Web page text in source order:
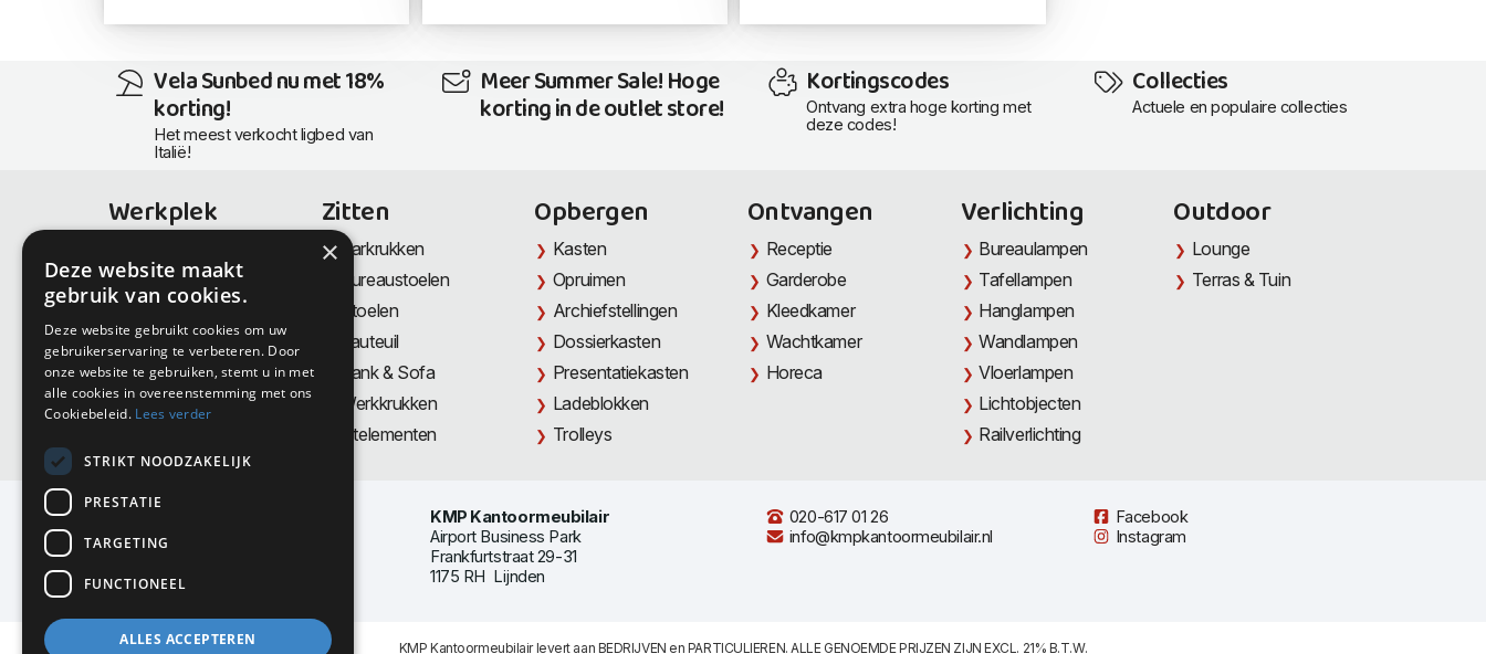
Vela Sunbed nu met 18%
korting!
Het meest verkocht ligbed van
Italië!
Meer Summer Sale! Hoge
korting in de outlet store!
Kortingscodes
Ontvang extra hoge korting met
deze codes!
Collecties
Actuele en populaire collecties
Werkplek
Thuiswerkplek
Zit-Sta bureaus
Directiemeubilair
Akoestiek & Privacy
Tafels
Zitten
Barkrukken
Bureaustoelen
Stoelen
Fauteuil
Bank & Sofa
Werkkrukken
Zitelementen
Opbergen
Kasten
Opruimen
Archiefstellingen
Dossierkasten
Presentatiekasten
Ladeblokken
Trolleys
Ontvangen
Receptie
Garderobe
Kleedkamer
Wachtkamer
Horeca
Verlichting
Bureaulampen
Tafellampen
Hanglampen
Wandlampen
Vloerlampen
Lichtobjecten
Railverlichting
Outdoor
Lounge
Terras & Tuin
KMP Kantoormeubilair
Airport Business Park
Frankfurtstraat 29-31
1175 RH Lijnden
020-617 01 26
info@kmpkantoormeubilair.nl
Facebook
Instagram
KMP Kantoormeubilair levert aan BEDRIJVEN en PARTICULIEREN. ALLE GENOEMDE PRIJZEN ZIJN EXCL. 21% B.T.W.
×
Deze website maakt
gebruik van cookies.
Deze website gebruikt cookies om uw
gebruikerservaring te verbeteren. Door
onze website te gebruiken, stemt u in met
alle cookies in overeenstemming met ons
Cookiebeleid. Lees verder
STRIKT NOODZAKELIJK
PRESTATIE
TARGETING
FUNCTIONEEL
ALLES ACCEPTEREN